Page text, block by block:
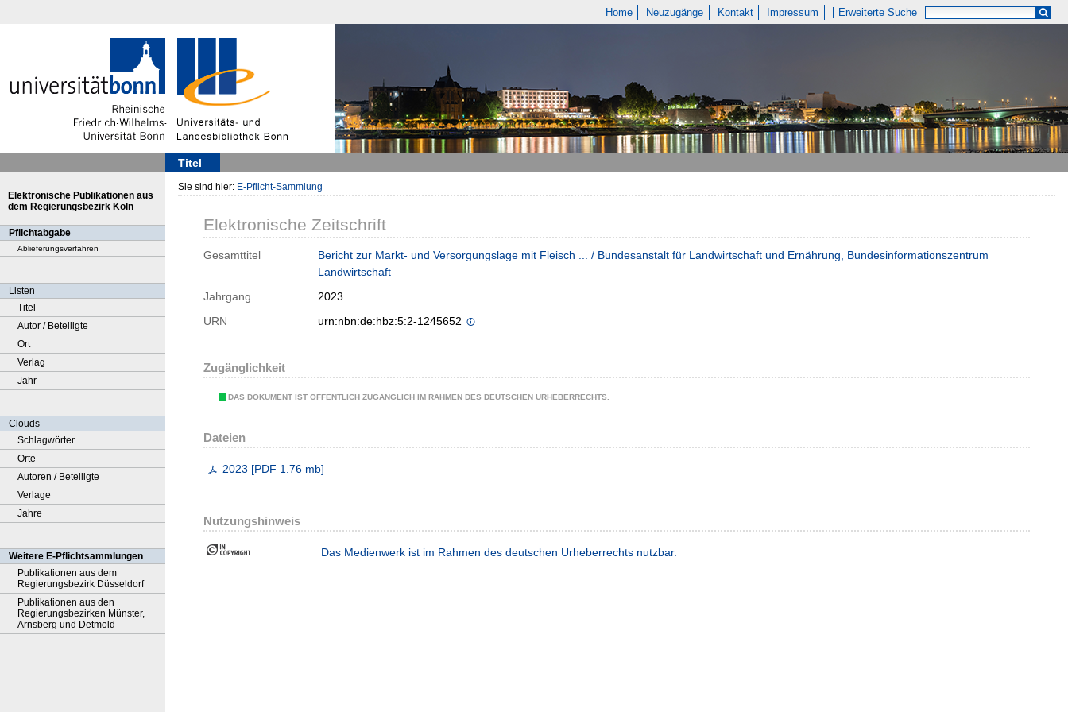
Home Neuzugänge Kontakt Impressum Erweiterte Suche
Titel
Elektronische Publikationen aus
dem Regierungsbezirk Köln
Pflichtabgabe
Ablieferungsverfahren
Listen
Titel
Autor / Beteiligte
Ort
Verlag
Jahr
Clouds
Schlagwörter
Orte
Autoren / Beteiligte
Verlage
Jahre
Weitere E-Pflichtsammlungen
Publikationen aus dem
Regierungsbezirk Düsseldorf
Publikationen aus den
Regierungsbezirken Münster,
Arnsberg und Detmold
Sie sind hier: E-Pflicht-Sammlung
Elektronische Zeitschrift
Gesamttitel
Bericht zur Markt- und Versorgungslage mit Fleisch ... / Bundesanstalt für Landwirtschaft und Ernährung, Bundesinformationszentrum
Landwirtschaft
Jahrgang
2023
URN
urn:nbn:de:hbz:5:2-1245652
Zugänglichkeit
DAS DOKUMENT IST ÖFFENTLICH ZUGÄNGLICH IM RAHMEN DES DEUTSCHEN URHEBERRECHTS.
Dateien
2023 [PDF 1.76 mb]
Nutzungshinweis
Das Medienwerk ist im Rahmen des deutschen Urheberrechts nutzbar.